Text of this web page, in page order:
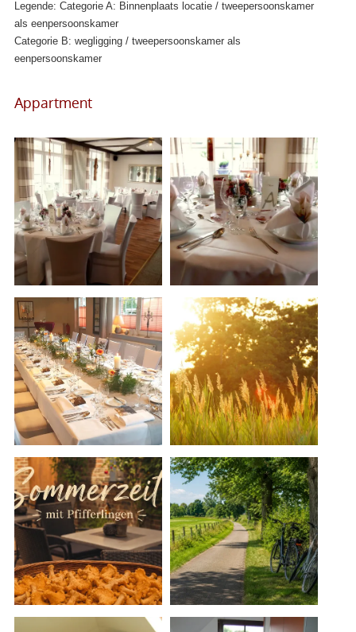
Legende: Categorie A: Binnenplaats locatie / tweepersoonskamer
als eenpersoonskamer
Categorie B: wegligging / tweepersoonskamer als
eenpersoonskamer
Appartment